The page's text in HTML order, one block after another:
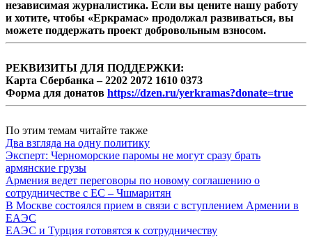
независимая журналистика. Если вы цените нашу работу
и хотите, чтобы «Еркрамас» продолжал развиваться, вы
можете поддержать проект добровольным взносом.
РЕКВИЗИТЫ ДЛЯ ПОДДЕРЖКИ:
Карта Сбербанка – 2202 2072 1610 0373
Форма для донатов https://dzen.ru/yerkramas?donate=true
По этим темам читайте также
Два взгляда на одну политику
Эксперт: Черноморские паромы не могут сразу брать
армянские грузы
Армения ведет переговоры по новому соглашению о
сотрудничестве с ЕС – Чшмаритян
В Москве состоялся прием в связи с вступлением Армении в
ЕАЭС
ЕАЭС и Турция готовятся к сотрудничеству